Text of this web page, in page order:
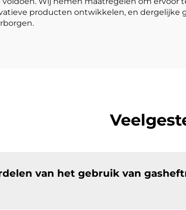
producten ontwikkelen, en
van het gebruik van